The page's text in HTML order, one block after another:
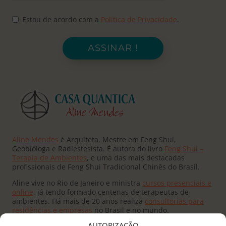
Estou de acordo com a Política de Privacidade.
ASSINAR !
Aline Mendes é Arquiteta, Mestre em Feng Shui,
Geobióloga e Radiestesista. É autora do livro Feng Shui –
Terapia de Ambientes, e uma das mais destacadas
profissionais de Feng Shui Tradicional Chinês do Brasil.
Aline vive no Rio de Janeiro e ministra cursos presenciais e
online, já tendo formado centenas de terapeutas de
ambientes. Há mais de 20 anos realiza consultorias para
residências e empresas no Brasil e no mundo.